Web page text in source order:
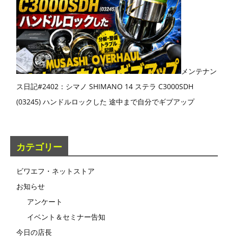
メンテナン
ス日記#2402：シマノ SHIMANO 14 ステラ C3000SDH
(03245) ハンドルロックした 途中まで自分でギブアップ
カテゴリー
ビワエフ・ネットストア
お知らせ
アンケート
イベント＆セミナー告知
今日の店長